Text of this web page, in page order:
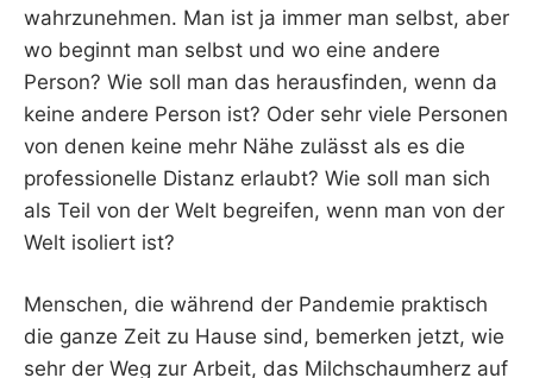
wahrzunehmen. Man ist ja immer man selbst, aber
wo beginnt man selbst und wo eine andere
Person? Wie soll man das herausfinden, wenn da
keine andere Person ist? Oder sehr viele Personen
von denen keine mehr Nähe zulässt als es die
professionelle Distanz erlaubt? Wie soll man sich
als Teil von der Welt begreifen, wenn man von der
Welt isoliert ist?
Menschen, die während der Pandemie praktisch
die ganze Zeit zu Hause sind, bemerken jetzt, wie
sehr der Weg zur Arbeit, das Milchschaumherz auf